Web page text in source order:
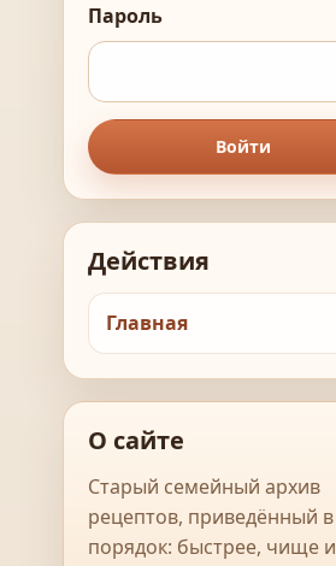
Пароль
Войти
Действия
Главная
О сайте
Старый семейный архив
рецептов, приведённый в
порядок: быстрее, чище и